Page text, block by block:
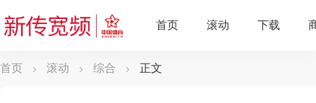
首页 滚动 综合 正文